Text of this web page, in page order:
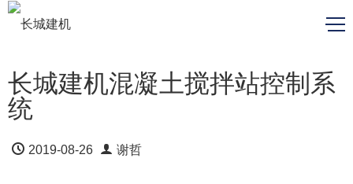
长城建机混凝土搅拌站控制系
统
2019-08-26 谢哲